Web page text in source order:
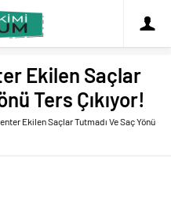
Ekilen Saçlar
Ters Çıkıyor!
Ekilen Saçlar Tutmadı Ve Saç Yönü